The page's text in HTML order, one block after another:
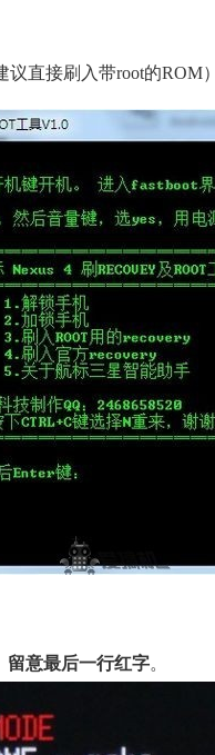
直接刷入带root的ROM）
留意最后一行红字。